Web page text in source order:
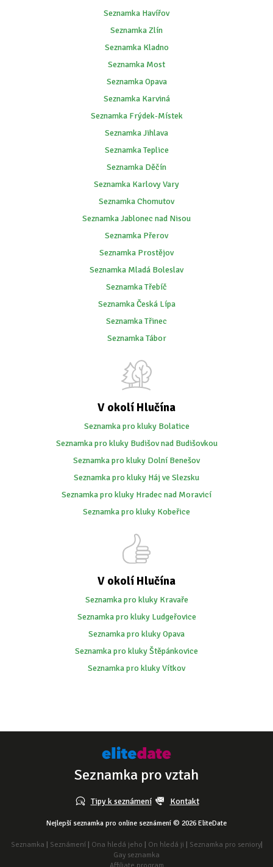
Seznamka Havířov
Seznamka Zlín
Seznamka Kladno
Seznamka Most
Seznamka Opava
Seznamka Karviná
Seznamka Frýdek-Místek
Seznamka Jihlava
Seznamka Teplice
Seznamka Děčín
Seznamka Karlovy Vary
Seznamka Chomutov
Seznamka Jablonec nad Nisou
Seznamka Přerov
Seznamka Prostějov
Seznamka Mladá Boleslav
Seznamka Třebíč
Seznamka Česká Lípa
Seznamka Třinec
Seznamka Tábor
V okolí Hlučína
Seznamka pro kluky Bolatice
Seznamka pro kluky Budišov nad Budišovkou
Seznamka pro kluky Dolní Benešov
Seznamka pro kluky Háj ve Slezsku
Seznamka pro kluky Hradec nad Moravicí
Seznamka pro kluky Kobeřice
V okolí Hlučína
Seznamka pro kluky Kravaře
Seznamka pro kluky Ludgeřovice
Seznamka pro kluky Opava
Seznamka pro kluky Štěpánkovice
Seznamka pro kluky Vítkov
Seznamka pro vztah
Tipy k seznámení Kontakt
Nejlepší seznamka pro online seznámení © 2026 EliteDate
Seznamka Seznámení| Ona hledá jeho On hledá ji Seznamka pro seniory|
Gay seznamka